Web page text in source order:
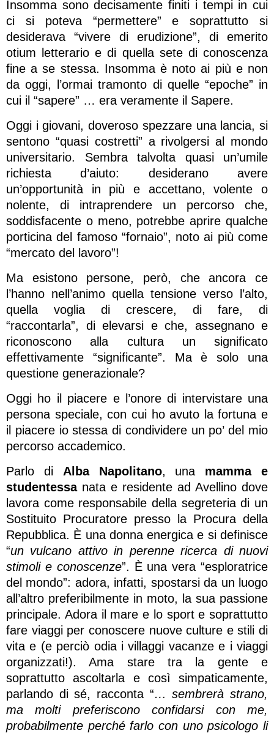
Insomma sono decisamente finiti i tempi in cui
ci si poteva “permettere” e soprattutto si
desiderava “vivere di erudizione”, di emerito
otium letterario e di quella sete di conoscenza
fine a se stessa. Insomma è noto ai più e non
da oggi, l’ormai tramonto di quelle “epoche” in
cui il “sapere” … era veramente il Sapere.
Oggi i giovani, doveroso spezzare una lancia, si
sentono “quasi costretti” a rivolgersi al mondo
universitario. Sembra talvolta quasi un’umile
richiesta d’aiuto: desiderano avere
un’opportunità in più e accettano, volente o
nolente, di intraprendere un percorso che,
soddisfacente o meno, potrebbe aprire qualche
porticina del famoso “fornaio”, noto ai più come
“mercato del lavoro”!
Ma esistono persone, però, che ancora ce
l’hanno nell’animo quella tensione verso l’alto,
quella voglia di crescere, di fare, di
“raccontarla”, di elevarsi e che, assegnano e
riconoscono alla cultura un significato
effettivamente “significante”. Ma è solo una
questione generazionale?
Oggi ho il piacere e l’onore di intervistare una
persona speciale, con cui ho avuto la fortuna e
il piacere io stessa di condividere un po’ del mio
percorso accademico.
Parlo di Alba Napolitano, una mamma e
studentessa nata e residente ad Avellino dove
lavora come responsabile della segreteria di un
Sostituito Procuratore presso la Procura della
Repubblica. È una donna energica e si definisce
“un vulcano attivo in perenne ricerca di nuovi
stimoli e conoscenze”. È una vera “esploratrice
del mondo”: adora, infatti, spostarsi da un luogo
all’altro preferibilmente in moto, la sua passione
principale. Adora il mare e lo sport e soprattutto
fare viaggi per conoscere nuove culture e stili di
vita e (e perciò odia i villaggi vacanze e i viaggi
organizzati!). Ama stare tra la gente e
soprattutto ascoltarla e così simpaticamente,
parlando di sé, racconta “… sembrerà strano,
ma molti preferiscono confidarsi con me,
probabilmente perché farlo con uno psicologo li